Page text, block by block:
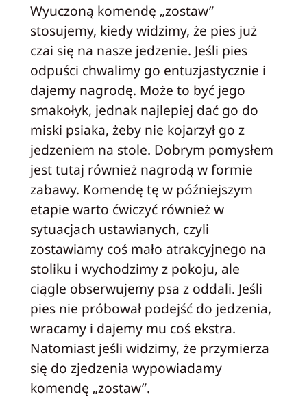
Wyuczoną komendę „zostaw”
stosujemy, kiedy widzimy, że pies już
czai się na nasze jedzenie. Jeśli pies
odpuści chwalimy go entuzjastycznie i
dajemy nagrodę. Może to być jego
smakołyk, jednak najlepiej dać go do
miski psiaka, żeby nie kojarzył go z
jedzeniem na stole. Dobrym pomysłem
jest tutaj również nagrodą w formie
zabawy. Komendę tę w późniejszym
etapie warto ćwiczyć również w
sytuacjach ustawianych, czyli
zostawiamy coś mało atrakcyjnego na
stoliku i wychodzimy z pokoju, ale
ciągle obserwujemy psa z oddali. Jeśli
pies nie próbował podejść do jedzenia,
wracamy i dajemy mu coś ekstra.
Natomiast jeśli widzimy, że przymierza
się do zjedzenia wypowiadamy
komendę „zostaw”.